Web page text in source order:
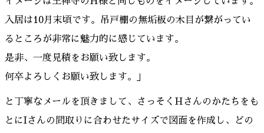
入居は10月末頃です。吊戸棚の無垢板の木目が繋がってい
るところが非常に魅力的に感じています。
是非、一度見積をお願い致します。
何卒よろしくお願い致します。」
と丁寧なメールを頂きまして、さっそくHさんのかたちをも
とにIさんの間取りに合わせたサイズで図面を作成し、どの